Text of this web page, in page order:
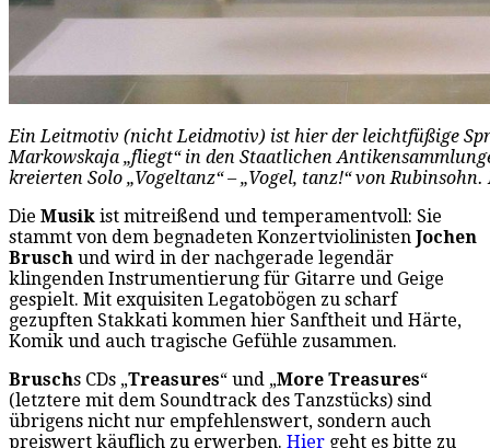
Ein Leitmotiv (nicht Leidmotiv) ist hier der leichtfüßige
Markowskaja „fliegt“ in den Staatlichen
kreierten Solo „Vogeltanz“ – „Vogel, tanz!“ von
Die Musik ist mitreißend und temperamentvoll: Sie
stammt von dem begnadeten Konzertviolinisten Jochen
Brusch und wird in der nachgerade legendär
klingenden Instrumentierung für Gitarre und Geige
gespielt. Mit exquisiten Legatobögen zu scharf
gezupften Stakkati kommen hier Sanftheit und Härte,
Komik und auch tragische Gefühle zusammen.
Bruschs CDs „Treasures“ und „More Treasures“
(letztere mit dem Soundtrack des Tanzstücks) sind
übrigens nicht nur empfehlenswert, sondern auch
preiswert käuflich zu erwerben. Hier geht es bitte zu